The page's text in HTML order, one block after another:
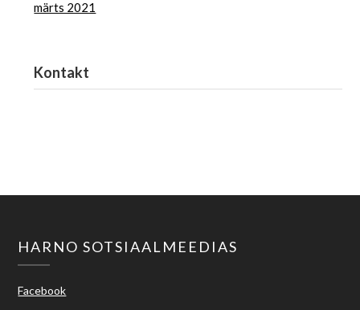
märts 2021
Kontakt
HARNO SOTSIAALMEEDIAS
Facebook